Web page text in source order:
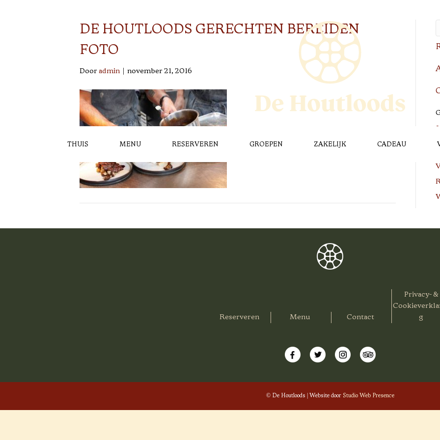
THUIS MENU RESERVEREN GROEPEN ZAKELIJK CADEAU
DE HOUTLOODS GERECHTEN BEREIDEN
FOTO
Dooradmin november 21, 2016
Reserveren Menu Contact
Privacy- &
g
© De Houtloods | Website door Studio Web Presence